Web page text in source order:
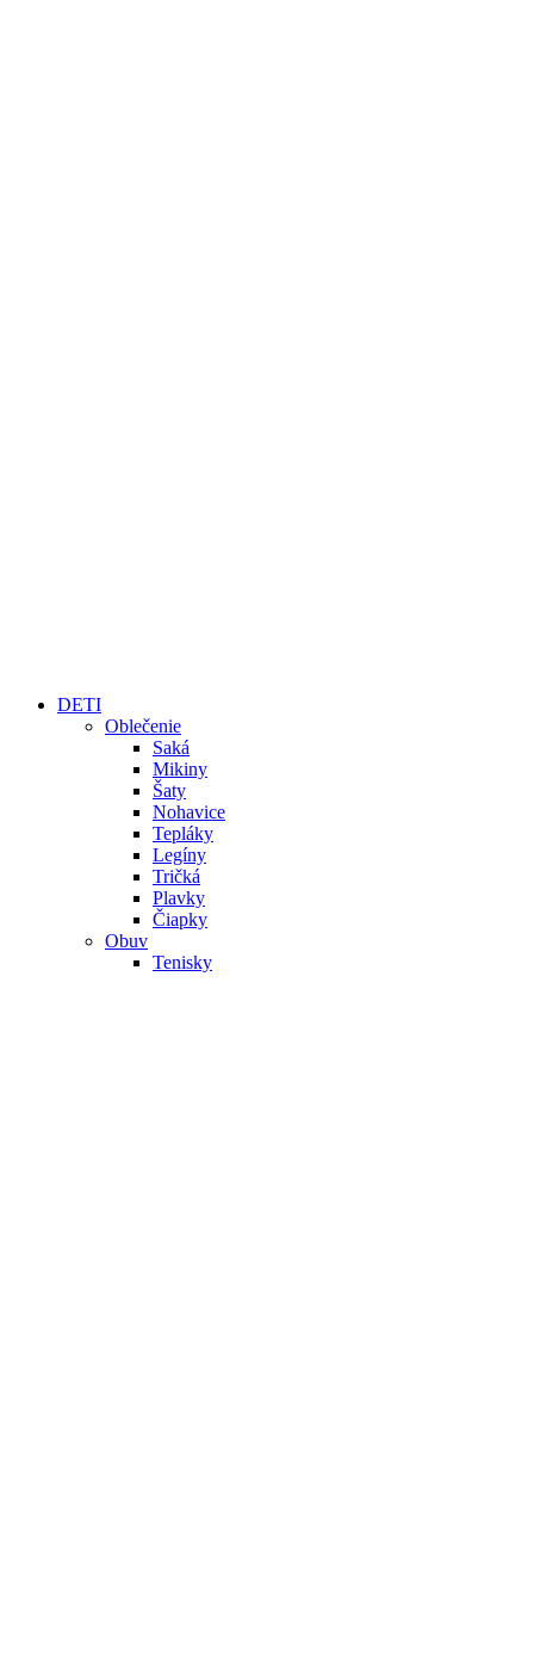
DETI
Oblečenie
Saká
Mikiny
Šaty
Nohavice
Tepláky
Legíny
Tričká
Plavky
Čiapky
Obuv
Tenisky